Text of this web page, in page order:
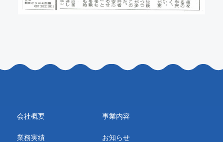
会社概要 事業内容
業務実績 お知らせ